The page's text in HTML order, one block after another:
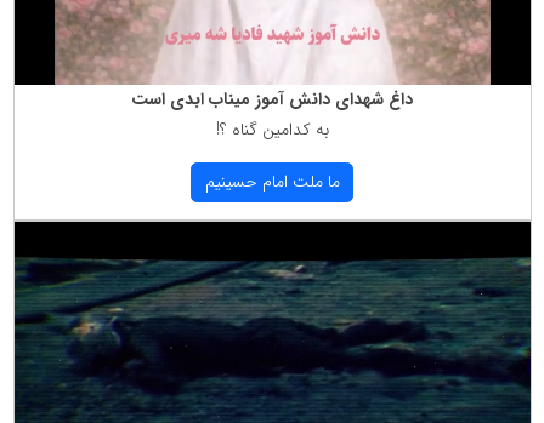
داغ شهدای دانش آموز میناب ابدی است
به كدامین گناه ؟!
ما ملت امام حسینیم